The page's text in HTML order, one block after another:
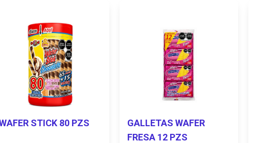
STICK 80 PZS
GALLETAS WAFER
FRESA 12 PZS